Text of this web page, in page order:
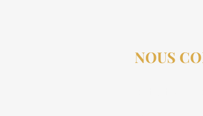
NOUS